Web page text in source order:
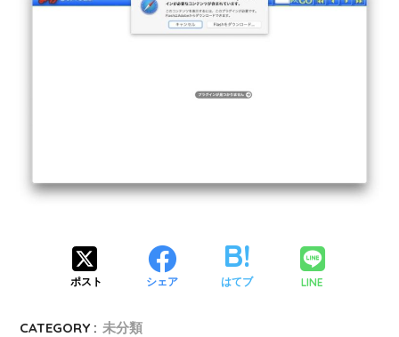
ポスト シェア はてブ LINE
CATEGORY : 未分類